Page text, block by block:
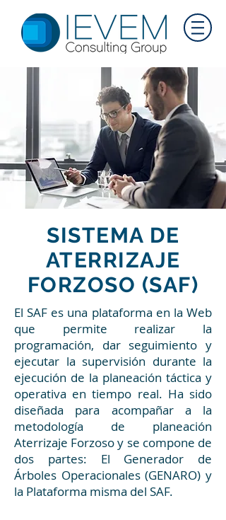
SISTEMA DE
ATERRIZAJE
FORZOSO (SAF)
El SAF es una plataforma en la Web
que permite realizar la
programación, dar seguimiento y
ejecutar la supervisión durante la
ejecución de la planeación táctica y
operativa en tiempo real. Ha sido
diseñada para acompañar a la
metodología de planeación
Aterrizaje Forzoso y se compone de
dos partes: El Generador de
Árboles Operacionales (GENARO) y
la Plataforma misma del SAF.